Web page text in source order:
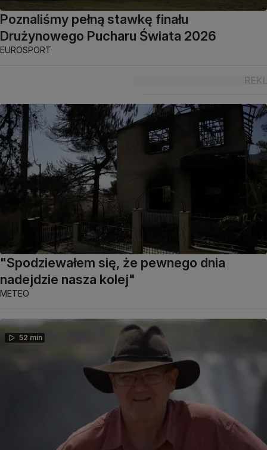
Poznaliśmy pełną stawkę finału
Drużynowego Pucharu Świata 2026
EUROSPORT
"Spodziewałem się, że pewnego dnia
nadejdzie nasza kolej"
METEO
52 min